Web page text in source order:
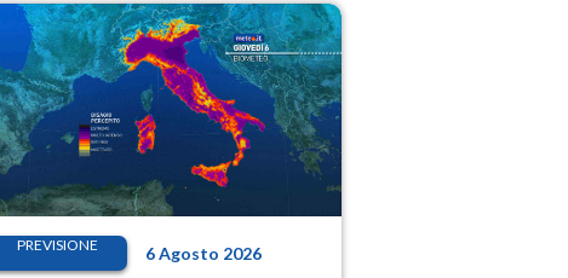
PREVISIONE 6 Agosto 2026